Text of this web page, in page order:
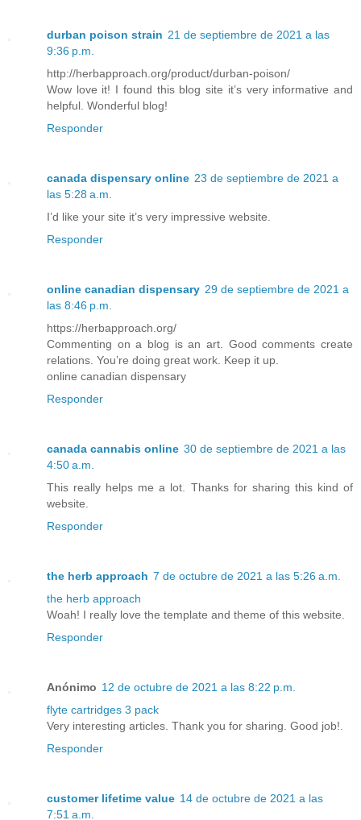
durban poison strain 21 de septiembre de 2021 a las
9:36 p.m.
http://herbapproach.org/product/durban-poison/
Wow love it! I found this blog site it’s very informative and
helpful. Wonderful blog!
Responder
canada dispensary online 23 de septiembre de 2021 a
las 5:28 a.m.
I’d like your site it’s very impressive website.
Responder
online canadian dispensary 29 de septiembre de 2021 a
las 8:46 p.m.
https://herbapproach.org/
Commenting on a blog is an art. Good comments create
relations. You’re doing great work. Keep it up.
online canadian dispensary
Responder
canada cannabis online 30 de septiembre de 2021 a las
4:50 a.m.
This really helps me a lot. Thanks for sharing this kind of
website.
Responder
the herb approach 7 de octubre de 2021 a las 5:26 a.m.
the herb approach
Woah! I really love the template and theme of this website.
Responder
Anónimo 12 de octubre de 2021 a las 8:22 p.m.
flyte cartridges 3 pack
Very interesting articles. Thank you for sharing. Good job!.
Responder
customer lifetime value 14 de octubre de 2021 a las
7:51 a.m.